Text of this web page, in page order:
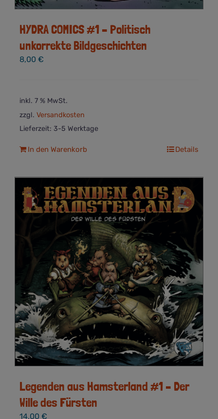
HYDRA COMICS #1 – Politisch
unkorrekte Bildgeschichten
8,00 €
inkl. 7 % MwSt.
zzgl. Versandkosten
Lieferzeit: 3-5 Werktage
In den Warenkorb Details
Legenden aus Hamsterland #1 – Der
Wille des Fürsten
14,00 €